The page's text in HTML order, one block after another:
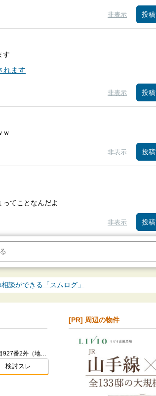
非表示
す
非表示
ｗ
非表示
ってことなんだよ
非表示
談ができる「スムログ」
東京都練馬区石神井町3丁目927番2外（地番）
検討スレ
[PR] 周辺の物件